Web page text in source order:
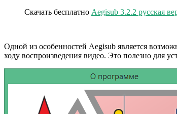
Скачать бесплатно Aegisub 3.2.2 русская
Одной из особенностей Aegisub является
ходу воспроизведения видео. Это полезно для